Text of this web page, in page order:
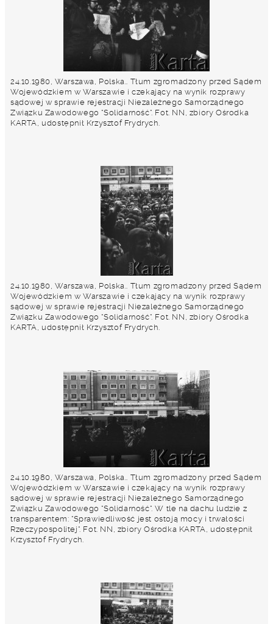
24.10.1980, Warszawa, Polska.. Tłum zgromadzony przed Sądem
Wojewódzkiem w Warszawie i czekający na wynik rozprawy
sądowej w sprawie rejestracji Niezależnego Samorządnego
Związku Zawodowego "Solidarność". Fot. NN, zbiory Ośrodka
KARTA, udostępnił Krzysztof Frydrych.
24.10.1980, Warszawa, Polska.. Tłum zgromadzony przed Sądem
Wojewódzkiem w Warszawie i czekający na wynik rozprawy
sądowej w sprawie rejestracji Niezależnego Samorządnego
Związku Zawodowego "Solidarność". Fot. NN, zbiory Ośrodka
KARTA, udostępnił Krzysztof Frydrych.
24.10.1980, Warszawa, Polska.. Tłum zgromadzony przed Sądem
Wojewódzkiem w Warszawie i czekający na wynik rozprawy
sądowej w sprawie rejestracji Niezależnego Samorządnego
Związku Zawodowego "Solidarność". W tle na dachu ludzie z
transparentem: "Sprawiedliwość jest ostoją mocy i trwałości
Rzeczypospolitej". Fot. NN, zbiory Ośrodka KARTA, udostępnił
Krzysztof Frydrych.